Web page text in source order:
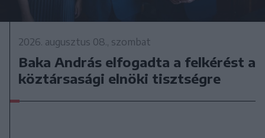
2026. augusztus 08., szombat
Baka András elfogadta a felkérést a
köztársasági elnöki tisztségre